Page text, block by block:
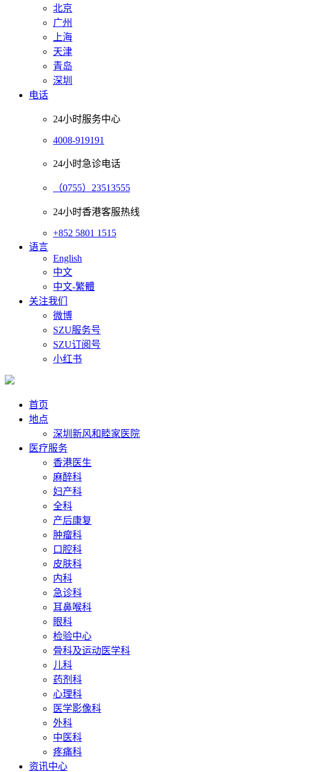
北京
广州
上海
天津
青岛
深圳
电话
24小时服务中心
4008-919191
24小时急诊电话
（0755）23513555
24小时香港客服热线
+852 5801 1515
语言
English
中文
中文-繁體
关注我们
微博
SZU服务号
SZU订阅号
小红书
首页
地点
深圳新风和睦家医院
医疗服务
香港医生
麻醉科
妇产科
全科
产后康复
肿瘤科
口腔科
皮肤科
内科
急诊科
耳鼻喉科
眼科
检验中心
骨科及运动医学科
儿科
药剂科
心理科
医学影像科
外科
中医科
疼痛科
资讯中心